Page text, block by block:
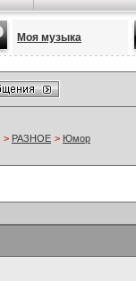
Моя музыка
> РАЗНОЕ > Юмор